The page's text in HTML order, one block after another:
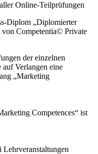
Online-Teilprüfun­gen
Diplom „Diplomierter
von Competentia© Private
der einzelnen
auf Verlangen eine
„Marketing
Competences“ ist
Lehrveranstaltungen